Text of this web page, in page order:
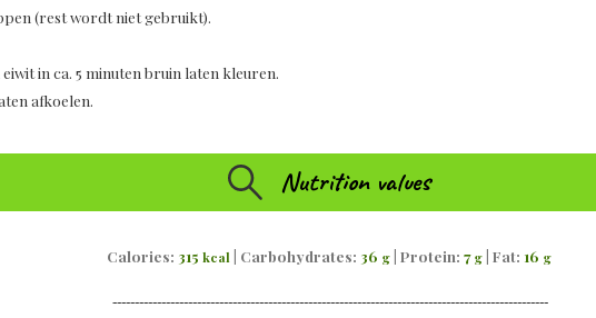
(rest wordt niet gebruikt).
in ca. 5 minuten bruin laten kleuren.
afkoelen.
Nutrition values
Calories: 315 kcal | Carbohydrates: 36 g | Protein: 7 g | Fat: 16 g
--------------------------------------------------------------------------------------------------